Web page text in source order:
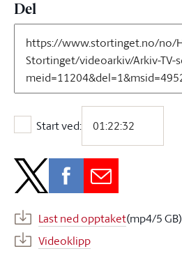
Del
Start ved:
Start ved:
Last ned opptaket(mp4/5 GB)
Videoklipp